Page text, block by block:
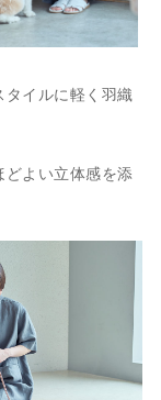
タイルに軽く羽織
どよい立体感を添